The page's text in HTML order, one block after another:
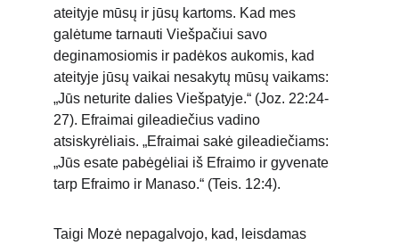
ateityje mūsų ir jūsų kartoms. Kad mes
galėtume tarnauti Viešpačiui savo
deginamosiomis ir padėkos aukomis, kad
ateityje jūsų vaikai nesakytų mūsų vaikams:
„Jūs neturite dalies Viešpatyje.“ (Joz. 22:24-
27). Efraimai gileadiečius vadino
atsiskyrėliais. „Efraimai sakė gileadiečiams:
„Jūs esate pabėgėliai iš Efraimo ir gyvenate
tarp Efraimo ir Manaso.“ (Teis. 12:4).
Taigi Mozė nepagalvojo, kad, leisdamas